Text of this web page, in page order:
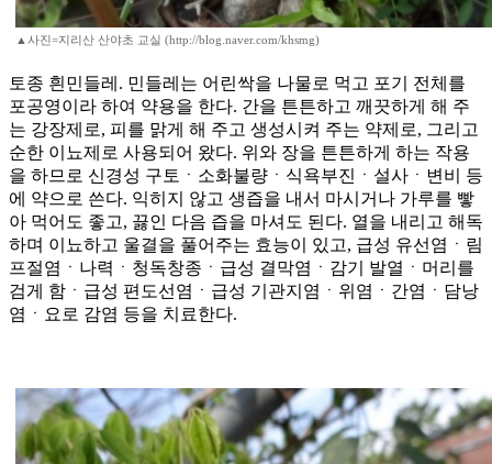
▲사진=지리산 산야초 교실 (http://blog.naver.com/khsmg)
토종 흰민들레. 민들레는 어린싹을 나물로 먹고 포기 전체를
포공영이라 하여 약용을 한다. 간을 튼튼하고 깨끗하게 해 주
는 강장제로, 피를 맑게 해 주고 생성시켜 주는 약제로, 그리고
순한 이뇨제로 사용되어 왔다. 위와 장을 튼튼하게 하는 작용
을 하므로 신경성 구토ㆍ소화불량ㆍ식욕부진ㆍ설사ㆍ변비 등
에 약으로 쓴다. 익히지 않고 생즙을 내서 마시거나 가루를 빻
아 먹어도 좋고, 끓인 다음 즙을 마셔도 된다. 열을 내리고 해독
하며 이뇨하고 울결을 풀어주는 효능이 있고, 급성 유선염ㆍ림
프절염ㆍ나력ㆍ청독창종ㆍ급성 결막염ㆍ감기 발열ㆍ머리를
검게 함ㆍ급성 편도선염ㆍ급성 기관지염ㆍ위염ㆍ간염ㆍ담낭
염ㆍ요로 감염 등을 치료한다.